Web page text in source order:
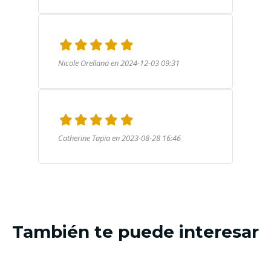
Nicole Orellana en 2024-12-03 09:31
Catherine Tapia en 2023-08-28 16:46
También te puede interesar